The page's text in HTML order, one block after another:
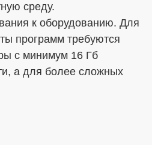
среду.
к оборудованию. Для
программ требуются
с минимум 16 Гб
а для более сложных